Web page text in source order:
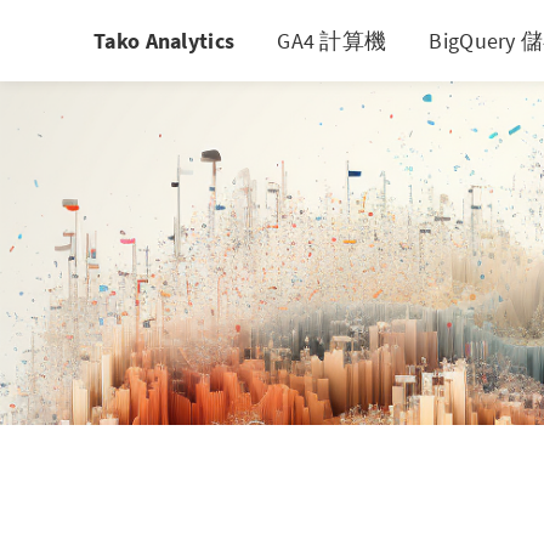
Tako Analytics GA4 計算機 BigQuery